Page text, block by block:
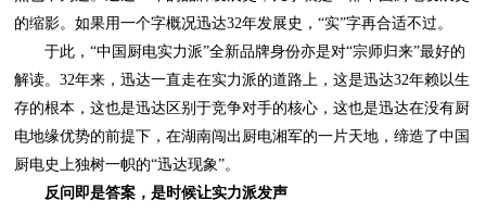
的缩影。如果用一个字概况迅达32年发展史，“实”字再合适不过。
厨电史上独树一帜的“迅达现象”。
反问即是答案，是时候让实力派发声